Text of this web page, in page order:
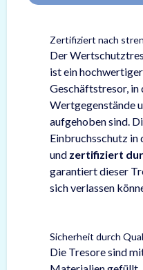
Zertifiziert nach
Der
ist ein
Geschäftstresor, in
Wertgegenstände
aufgehoben sind.
Einbruchsschutz in
und zertifiziert
garantiert dieser
sich verlassen
Sicherheit durch
Die Tresore sind